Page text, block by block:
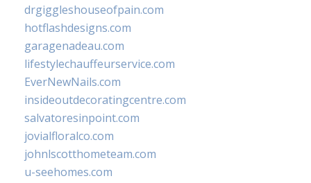
drgiggleshouseofpain.com
hotflashdesigns.com
garagenadeau.com
lifestylechauffeurservice.com
EverNewNails.com
insideoutdecoratingcentre.com
salvatoresinpoint.com
jovialfloralco.com
johnlscotthometeam.com
u-seehomes.com